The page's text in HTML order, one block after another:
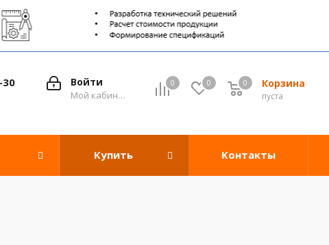
0 0 Корзина
0
пуста
0
Войти
Мой кабинет
30
Купить Контакты